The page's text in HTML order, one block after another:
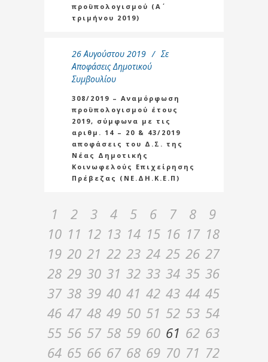
προϋπολογισμού (Α΄
τριμήνου 2019)
26 Αυγούστου 2019
Σε
Αποφάσεις Δημοτικού
Συμβουλίου
308/2019 – Αναμόρφωση
προϋπολογισμού έτους
2019, σύμφωνα με τις
αριθμ. 14 – 20 & 43/2019
αποφάσεις του Δ.Σ. της
Νέας Δημοτικής
Κοινωφελούς Επιχείρησης
Πρέβεζας (ΝΕ.ΔΗ.Κ.Ε.Π)
1 2 3 4 5 6 7 8
9
10 11 12 13 14 15 16 17 18
19 20 21 22 23 24 25 26 27
28 29 30 31 32 33 34 35 36
37 38 39 40 41 42 43 44 45
46 47 48 49 50 51 52 53 54
55 56 57 58 59 60 61 62 63
64 65 66 67 68 69 70 71 72